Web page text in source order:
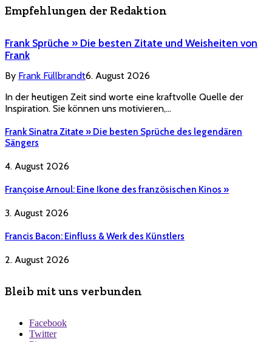
Empfehlungen der Redaktion
Frank Sprüche » Die besten Zitate und Weisheiten von
Frank
By Frank Füllbrandt6. August 2026
In der heutigen Zeit sind worte eine kraftvolle Quelle der
Inspiration. Sie können uns motivieren,…
Frank Sinatra Zitate » Die besten Sprüche des legendären
Sängers
4. August 2026
Françoise Arnoul: Eine Ikone des französischen Kinos »
3. August 2026
Francis Bacon: Einfluss & Werk des Künstlers
2. August 2026
Bleib mit uns verbunden
Facebook
Twitter